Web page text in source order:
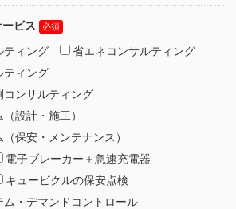
ビス
ティング
省エネコンサルティング
ティング
コンサルティング
設計・施工）
保安・メンテナンス）
電子ブレーカー＋急速充電器
キュービクルの保安点検
・デマンドコントロール